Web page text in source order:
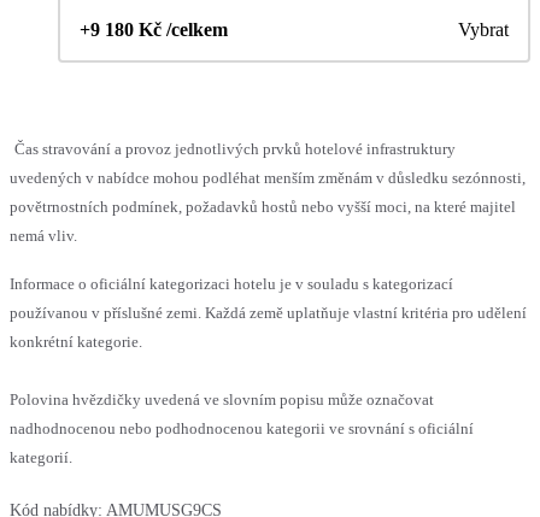
+9 180 Kč /celkem Vybrat
Čas stravování a provoz jednotlivých prvků hotelové infrastruktury
uvedených v nabídce mohou podléhat menším změnám v důsledku sezónnosti,
povětrnostních podmínek, požadavků hostů nebo vyšší moci, na které majitel
nemá vliv.
Informace o oficiální kategorizaci hotelu je v souladu s kategorizací
používanou v příslušné zemi. Každá země uplatňuje vlastní kritéria pro udělení
konkrétní kategorie.
Polovina hvězdičky uvedená ve slovním popisu může označovat
nadhodnocenou nebo podhodnocenou kategorii ve srovnání s oficiální
kategorií.
Kód nabídky: AMUMUSG9CS